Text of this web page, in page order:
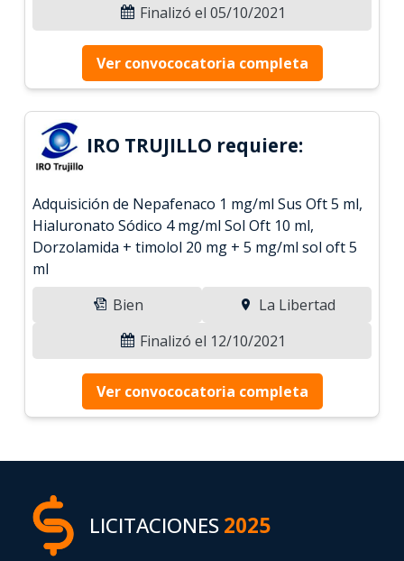
Finalizó el 05/10/2021
Ver convococatoria completa
IRO TRUJILLO requiere:
Adquisición de Nepafenaco 1 mg/ml Sus Oft 5 ml,
Hialuronato Sódico 4 mg/ml Sol Oft 10 ml,
Dorzolamida + timolol 20 mg + 5 mg/ml sol oft 5
ml
Bien
La Libertad
Finalizó el 12/10/2021
Ver convococatoria completa
LICITACIONES2025